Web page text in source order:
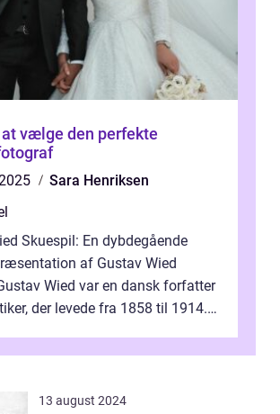
vælge den perfekte
Sara Henriksen
Skuespil: En dybdegående
af Gustav Wied
Wied var en dansk forfatter
der levede fra 1858 til 1914.
13 august 2024